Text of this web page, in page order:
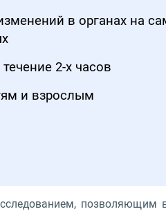
в органах на
2-х часов
и взрослым
позволяющим